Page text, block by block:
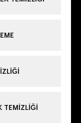
TEMIZLIĞI